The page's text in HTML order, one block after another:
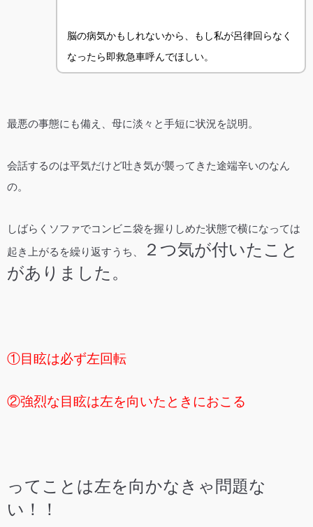
脳の病気かもしれないから、もし私が呂律回らなく
なったら即救急車呼んでほしい。
最悪の事態にも備え、母に淡々と手短に状況を説明。
会話するのは平気だけど吐き気が襲ってきた途端辛いのなん
の。
しばらくソファでコンビニ袋を握りしめた状態で横になっては
起き上がるを繰り返すうち、
２つ気が付いたこと
がありました。
①目眩は必ず左回転
②強烈な目眩は左を向いたときにおこる
ってことは左を向かなきゃ問題な
い！！